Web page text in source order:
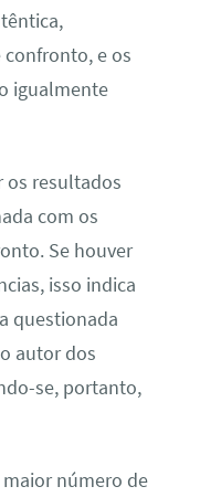
e os
igualmente
os resultados
com os
Se houver
isso indica
questionada
autor dos
se, portanto,
número de